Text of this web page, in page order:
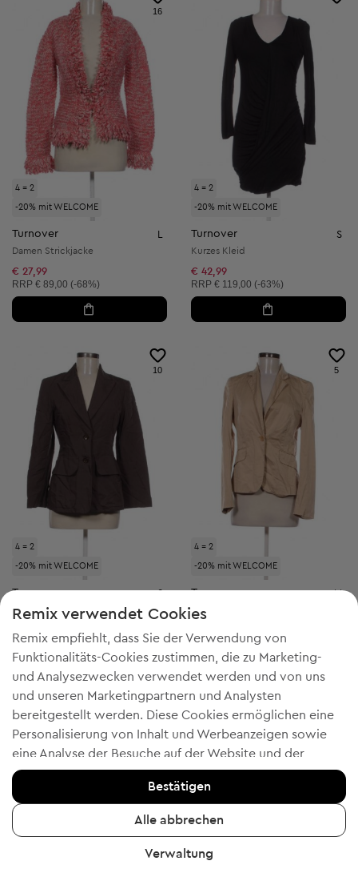
4 = 2
-20% mit WELCOME
16
Turnover L
Damen Strickjacke
€ 27,99
Unverbindliche Preisempfehlung:
RRP € 89,00 (-68%)
4 = 2
-20% mit WELCOME
Turnover S
Kurzes Kleid
€ 42,99
Unverbindliche Preisempfehlung:
RRP € 119,00 (-63%)
4 = 2
-20% mit WELCOME
10
Turnover S
Damen-Sakko
Unverbindliche Preisempfehlung:
RRP € 159,00 (-88%)
4 = 2
-20% mit WELCOME
5
Turnover M
Damen-Sakko
Unverbindliche Preisempfehlung:
RRP€ 159,00 (-79%)
Remix verwendet Cookies
Remix empfiehlt, dass Sie der Verwendung von
Funktionalitäts-Cookies zustimmen, die zu Marketing-
und Analysezwecken verwendet werden und von uns
und unseren Marketingpartnern und Analysten
bereitgestellt werden. Diese Cookies ermöglichen eine
Personalisierung von Inhalt und Werbeanzeigen sowie
eine Analyse der Besuche auf der Website und der
mobilen App - Informationen, die uns helfen, Ihnen
Produkte zu zeigen, die Ihnen gefallen könnten. Wenn Sie
einverstanden sind, bestätigen Sie dies bitte, indem Sie
auf die Schaltfläche "Ja, ich stimme zu" klicken.
Um weitere Informationen zu erhalten, klicken Sie bitte
Bestätigen
Alle abbrechen
Verwaltung